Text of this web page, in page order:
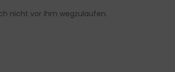
nicht vor ihm wegzulaufen.